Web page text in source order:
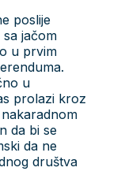
poslije
jačom
u prvim
u
prolazi kroz
da bi se
da ne
društva